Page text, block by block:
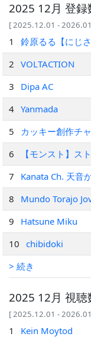
2025 12月 登録
[ 2025.12.01 -
1 鈴原るる【にじ
2
VOLTACTION
3
Dipa AC
4 Yanmada
5
カッキー創作チ
6
【モンスト】ス
7
Kanata Ch. 天音
8
Mundo Torajo
9
Hatsune Miku
10
chibidoki
> 続き
2025 12月 視聴
[ 2025.12.01 -
1 Kein Moytod